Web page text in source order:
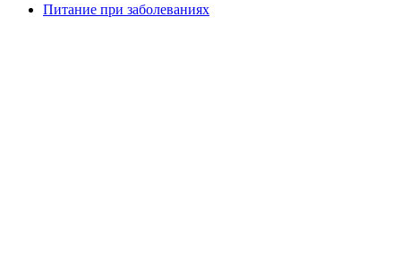
Питание при заболеваниях